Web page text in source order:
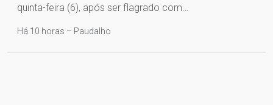
quinta-feira (6), após ser flagrado com…
Há 10 horas – Paudalho